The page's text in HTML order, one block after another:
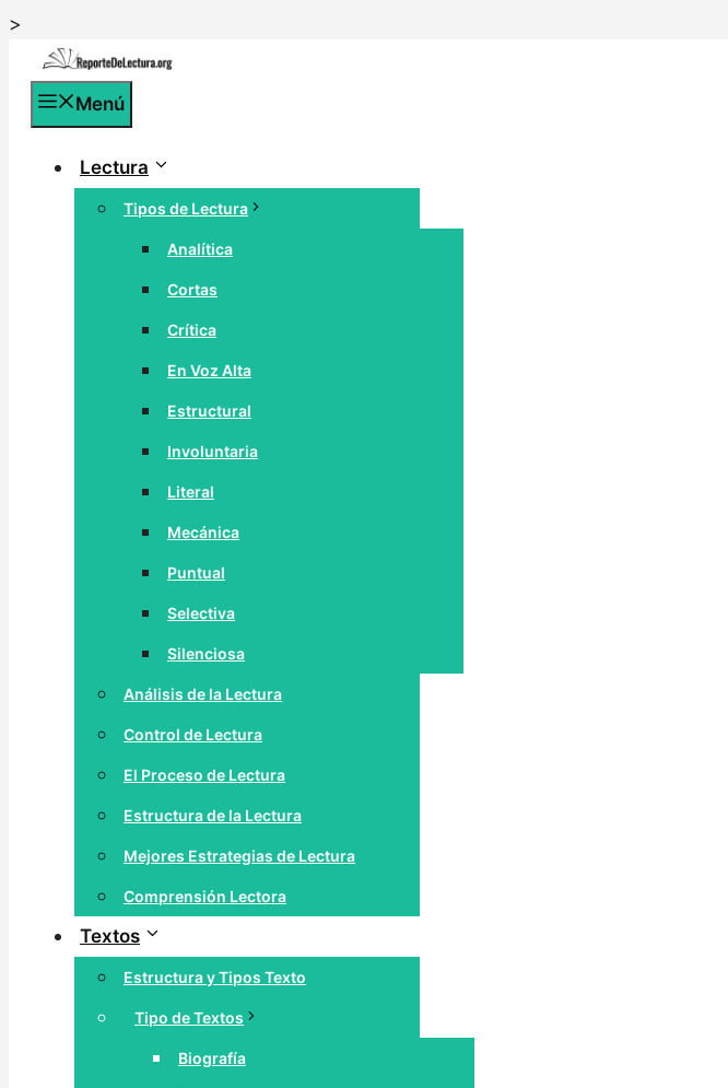
>
contenido
Menú
Lectura
Tipos de Lectura
Analítica
Cortas
Crítica
En Voz Alta
Estructural
Involuntaria
Literal
Mecánica
Puntual
Selectiva
Silenciosa
Análisis de la Lectura
Control de Lectura
El Proceso de Lectura
Estructura de la Lectura
Mejores Estrategias de Lectura
Comprensión Lectora
Textos
Estructura y Tipos Texto
Tipo de Textos
Biografía